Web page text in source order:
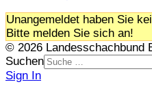
Unangemeldet haben Sie
Bitte melden Sie sich an!
© 2026 Landesschachbund
Suchen
Sign In